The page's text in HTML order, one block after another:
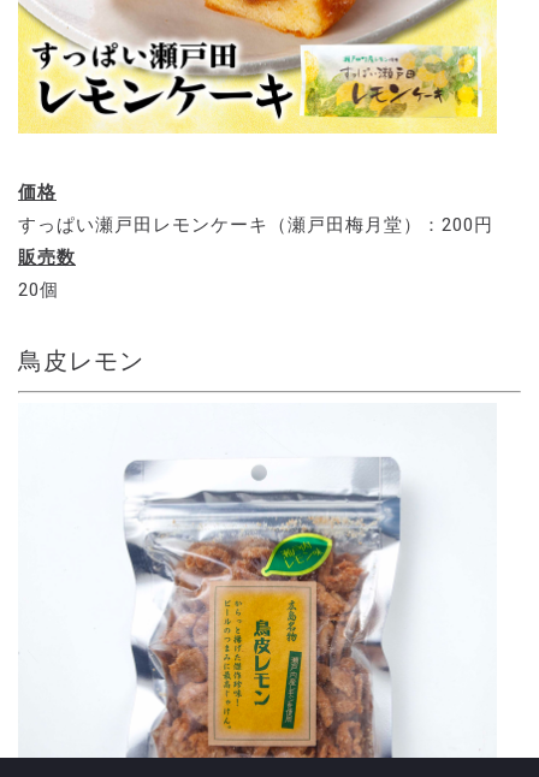
価格
すっぱい瀬戸田レモンケーキ（瀬戸田梅月堂）：200円
販売数
20個
鳥皮レモン